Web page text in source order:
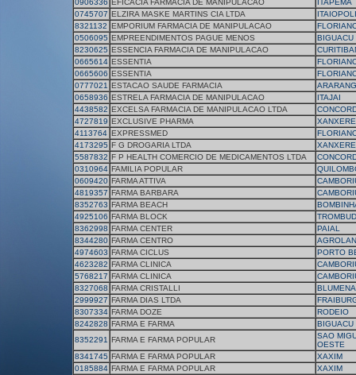
0906336 EFICACIA FARMACIA DE MANIPULACAO
ITAPEMA
0745707 ELZIRA MASKE MARTINS CIA LTDA
8321132 EMPORIUM FARMACIA DE MANIPULACAO
0506095 EMPREENDIMENTOS PAGUE MENOS
BIGUACU
8230625 ESSENCIA FARMACIA DE MANIPULACAO
0665614 ESSENTIA
0665606 ESSENTIA
0777021 ESTACAO SAUDE FARMACIA
0658936 ESTRELA FARMACIA DE MANIPULACAO
ITAJAI
4438582 EXCELSA FARMACIA DE MANIPULACAO LTDA
4727819 EXCLUSIVE PHARMA
XANXERE
4113764 EXPRESSMED
4173295 F G DROGARIA LTDA
XANXERE
5587832 F P HEALTH COMERCIO DE MEDICAMENTOS LTDA
0310964 FAMILIA POPULAR
0609420 FARMA ATTIVA
4819357 FARMA BARBARA
8352763 FARMA BEACH
4925106 FARMA BLOCK
8362998 FARMA CENTER
PAIAL
8344280 FARMA CENTRO
4974603 FARMA CICLUS
PORTO
4623282 FARMA CLINICA
5768217 FARMA CLINICA
8327068 FARMA CRISTALLI
2999927 FARMA DIAS LTDA
8307334 FARMA DOZE
RODEIO
8242828 FARMA E FARMA
BIGUACU
8352291 FARMA E FARMA POPULAR
SAO
OESTE
8341745 FARMA E FARMA POPULAR
XAXIM
0185884 FARMA E FARMA POPULAR
XAXIM